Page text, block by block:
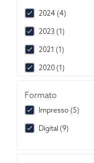
2024 (4)
2023 (1)
2021 (1)
2020 (1)
Formato
Impresso (5)
Digital (9)